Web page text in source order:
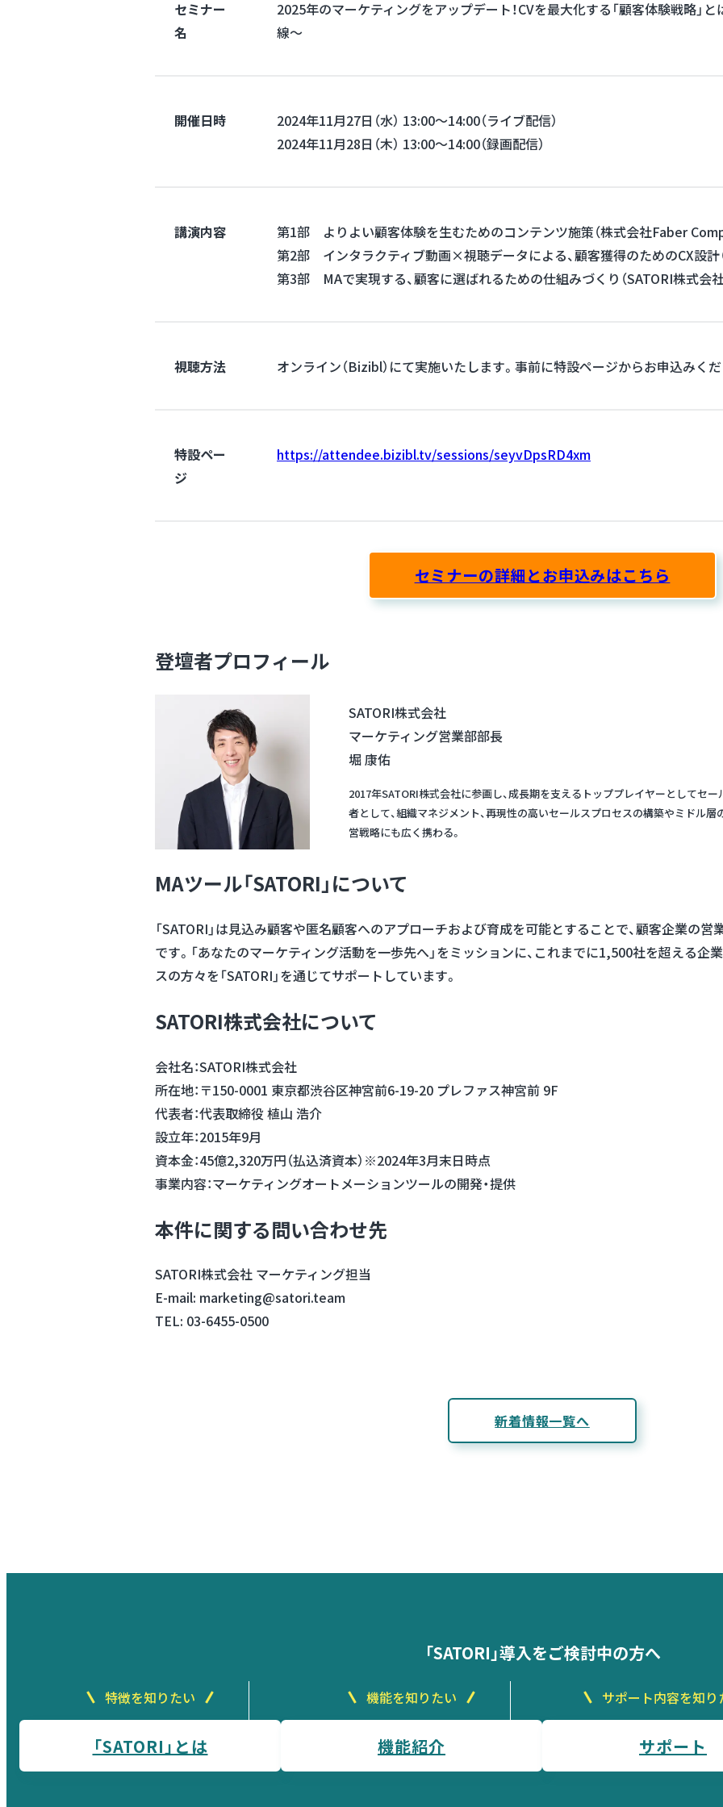
セミナー
名
2025年のマーケティングをアップデート！CVを最大化する「顧客体験戦略」
線〜
開催日時
2024年11月27日（水） 13:00～14:00（ライブ配信）
2024年11月28日（木） 13:00～14:00（録画配信）
講演内容
第1部 よりよい顧客体験を生むためのコンテンツ施策（株式会社Faber
第2部 インタラクティブ動画×視聴データによる、顧客獲得のためのCX設計
第3部 MAで実現する、顧客に選ばれるための仕組みづくり（SATORI株式会社
視聴方法 オンライン（Bizibl）にて実施いたします。事前に特設ページからお申込みく
特設ペー
ジ
https://attendee.bizibl.tv/sessions/seyvDpsRD4xm
セミナーの詳細とお申込みはこちら
登壇者プロフィール
SATORI株式会社
マーケティング営業部部長
堀 康佑
2017年SATORI株式会社に参画し、成長期を支えるトッププレイヤーとしてセ
者として、組織マネジメント、再現性の高いセールスプロセスの構築やミドル
営戦略にも広く携わる。
MAツール「SATORI」について
「SATORI」は見込み顧客や匿名顧客へのアプローチおよび育成を可能とすることで、顧客企業の
です。「あなたのマーケティング活動を一歩先へ」をミッションに、これまでに1,500社を超える
スの方々を「SATORI」を通じてサポートしています。
SATORI株式会社について
会社名：SATORI株式会社
所在地：〒150-0001 東京都渋谷区神宮前6-19-20 プレファス神宮前 9F
代表者：代表取締役 植山 浩介
設立年：2015年9月
資本金：45億2,320万円（払込済資本）※2024年3月末日時点
事業内容：マーケティングオートメーションツールの開発・提供
本件に関する問い合わせ先
SATORI株式会社 マーケティング担当
E-mail: marketing@satori.team
TEL: 03-6455-0500
新着情報一覧へ
「SATORI」導入をご検討中の方へ
特徴を知りたい
「SATORI」とは
機能を知りたい
機能紹介
サポート内容を知り
サポート